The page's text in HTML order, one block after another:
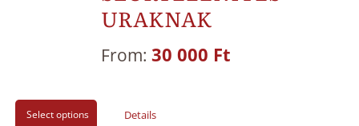
URAKNAK
From: 30 000 Ft
Select options Details